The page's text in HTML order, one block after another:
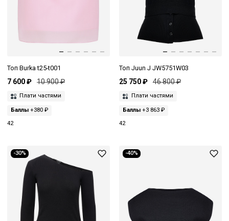
Топ Burka t25-t001
7 600 ₽ 10 900 ₽
Плати частями
Баллы +380 ₽
42
Топ Juun J JW5751W03
25 750 ₽ 46 800 ₽
Плати частями
Баллы+3 863 ₽
42
-30% -40%